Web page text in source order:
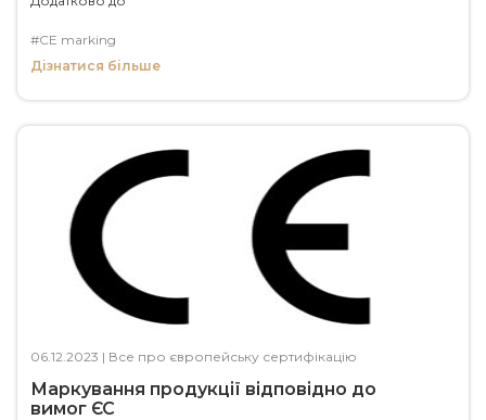
#CE marking
Дізнатися більше
06.12.2023 | Все про європейську сертифікацію
Маркування продукції відповідно до
вимог ЄС